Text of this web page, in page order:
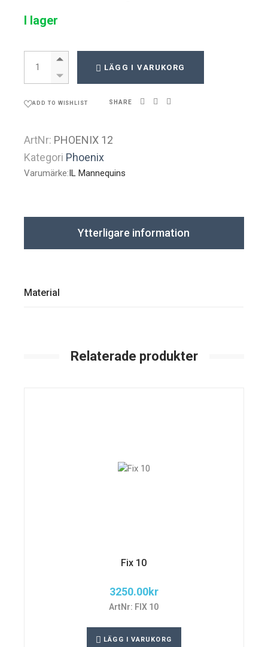
I lager
Phoenix 12 quantity
LÄGG I VARUKORG
ADD TO WISHLIST SHARE
ArtNr: PHOENIX 12
Kategori Phoenix
Varumärke:IL Mannequins
Ytterligare information
Material
Relaterade produkter
Fix 10
3250.00kr
ArtNr: FIX 10
LÄGG I VARUKORG